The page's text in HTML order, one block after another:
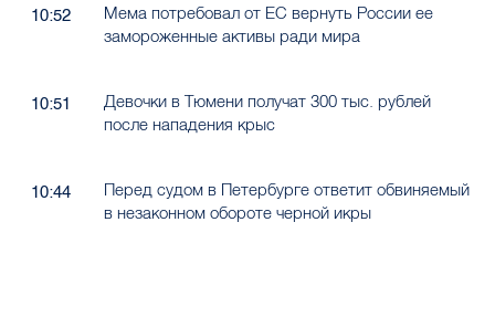
10:52
Мема потребовал от ЕС вернуть России ее
замороженные активы ради мира
10:51
Девочки в Тюмени получат 300 тыс. рублей
после нападения крыс
10:44
Перед судом в Петербурге ответит обвиняемый
в незаконном обороте черной икры